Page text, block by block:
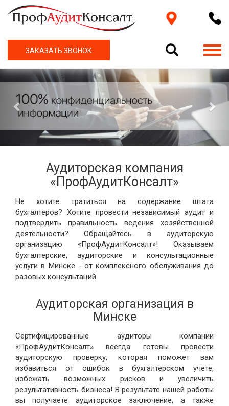
ЗАКАЗАТЬ ЗВОНОК
Previous
Аудиторская компания
«ПрофАудитКонсалт»
Не хотите тратиться на содержание штата
бухгалтеров? Хотите провести независимый аудит и
подтвердить правильность ведения хозяйственной
деятельности? Обращайтесь в аудиторскую
организацию «ПрофАудитКонсалт»! Оказываем
бухгалтерские, аудиторские и консультационные
услуги в Минске - от комплексного обслуживания до
разовых консультаций.
Аудиторская организация в
Минске
Сертифицированные аудиторы компании
«ПрофАудитКонсалт» всегда готовы провести
аудиторскую проверку, которая поможет вам
избавиться от ошибок в бухгалтерском учете,
избежать возможных рисков и увеличить
результативность бизнеса! В результате нашей работы
вы получаете аудиторское заключение, а также